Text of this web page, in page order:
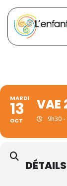
MARDI
13
OCT
VAE
9h30 -